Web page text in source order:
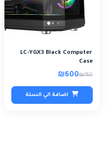
LC-YGX3 Black Computer
Case
₪750
₪600
اضافة الي السلة